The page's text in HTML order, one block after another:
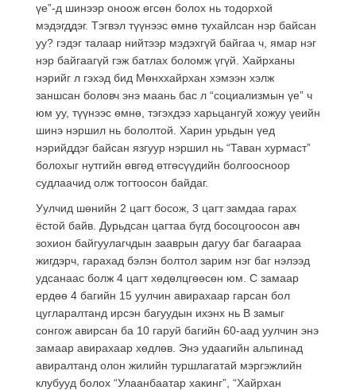
үе”-д шинээр оноож өгсөн болох нь тодорхой
мэдэгддэг. Тэгвэл түүнээс өмнө тухайлсан нэр байсан
уу? гэдэг талаар нийтээр мэдэхгүй байгаа ч, ямар нэг
нэр байгаагүй гэж батлах боломж үгүй. Хайрханы
нэрийг л гэхэд бид Мөнххайрхан хэмээн хэлж
заншсан боловч энэ маань бас л “социализмын үе” ч
юм уу, түүнээс өмнө, тэгэхдээ харьцангуй хожуу үеийн
шинэ нэршил нь бололтой. Харин урьдын үед
нэрийддэг байсан язгуур нэршил нь “Таван хурмаст”
болохыг нутгийн өвгөд өтгөсүүдийн болгоосноор
судлаачид олж тогтоосон байдаг.
Уулчид шөнийн 2 цагт босож, 3 цагт замдаа гарах
ёстой байв. Дурьдсан цагтаа бүгд босоцгоосон авч
зохион байгуулагчдын зааврын дагуу баг багаараа
жигдэрч, гарахад бэлэн болтол зарим нэг баг нэлээд
удсанаас болж 4 цагт хөдөлцгөөсөн юм. С замаар
ердөө 4 багийн 15 уулчин авирахаар гарсан бол
цугларалтанд ирсэн багуудын ихэнх нь В замыг
сонгож авирсан ба 10 гаруй багийн 60-аад уулчин энэ
замаар авирахаар хөдлөв. Энэ удаагийн альпинад
авиралтанд олон жилийн туршлагатай мэргэжлийн
клубууд болох “Улаанбаатар хакинг”, “Хайрхан